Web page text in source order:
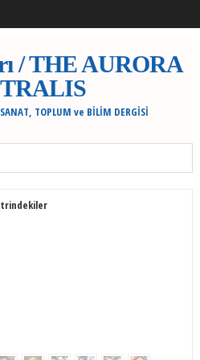
/ THE AURORA
TOPLUM ve BİLİM DERGİSİ